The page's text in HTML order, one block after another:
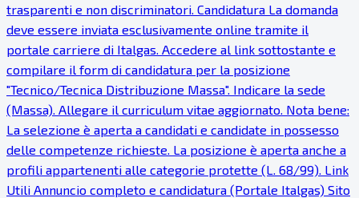
trasparenti e non discriminatori. Candidatura La domanda
deve essere inviata esclusivamente online tramite il
portale carriere di Italgas. Accedere al link sottostante e
compilare il form di candidatura per la posizione
"Tecnico/Tecnica Distribuzione Massa". Indicare la sede
(Massa). Allegare il curriculum vitae aggiornato. Nota bene:
La selezione è aperta a candidati e candidate in possesso
delle competenze richieste. La posizione è aperta anche a
profili appartenenti alle categorie protette (L. 68/99). Link
Utili Annuncio completo e candidatura (Portale Italgas) Sito